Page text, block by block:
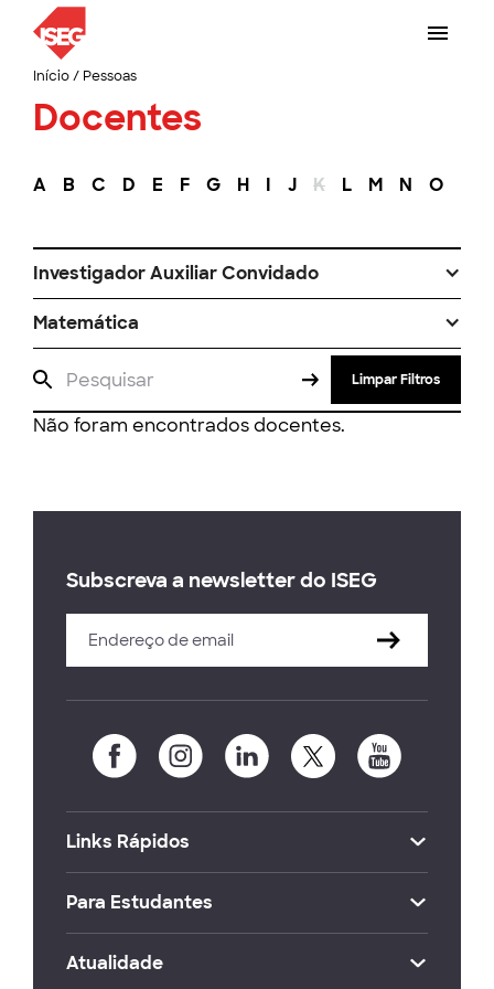
Início/ Pessoas
Docentes
A B C D E F G H I J K L M N O
Investigador Auxiliar Convidado
Matemática
Limpar Filtros
Não foram encontrados docentes.
Subscreva a newsletter do ISEG
Links Rápidos
Para Estudantes
Atualidade